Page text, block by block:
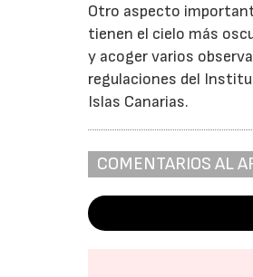
Otro aspecto
tienen el cielo más
y acoger varios
regulaciones del
Islas Canarias.
COMENTARIOS AL